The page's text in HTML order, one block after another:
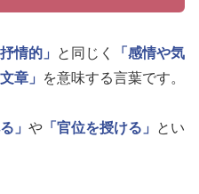
抒情的」 と同じく
「感情や気
章」
を意味する言葉です。
」 や 「官位を授ける」
とい